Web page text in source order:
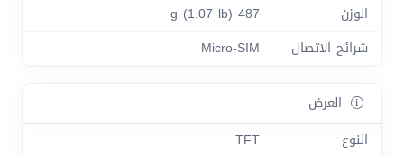
الوزن
487 g (1.07 lb)
شرائح الاتصال
Micro-SIM
العرض
النوع
TFT